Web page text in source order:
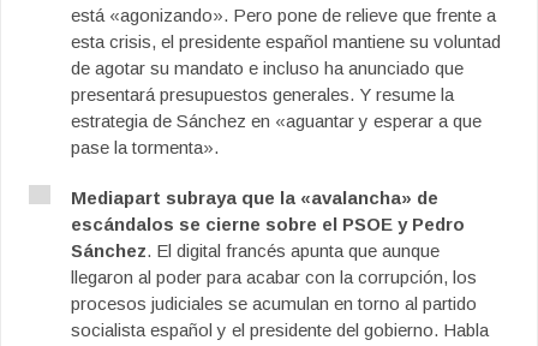
está «agonizando». Pero pone de relieve que frente a
esta crisis, el presidente español mantiene su voluntad
de agotar su mandato e incluso ha anunciado que
presentará presupuestos generales. Y resume la
estrategia de Sánchez en «aguantar y esperar a que
pase la tormenta».
Mediapart subraya que la «avalancha» de
escándalos se cierne sobre el PSOE y Pedro
Sánchez. El digital francés apunta que aunque
llegaron al poder para acabar con la corrupción, los
procesos judiciales se acumulan en torno al partido
socialista español y el presidente del gobierno. Habla